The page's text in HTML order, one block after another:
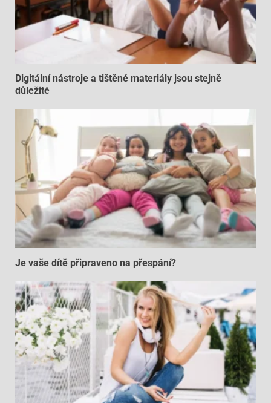
Digitální nástroje a tištěné materiály jsou stejně
důležité
Je vaše dítě připraveno na přespání?